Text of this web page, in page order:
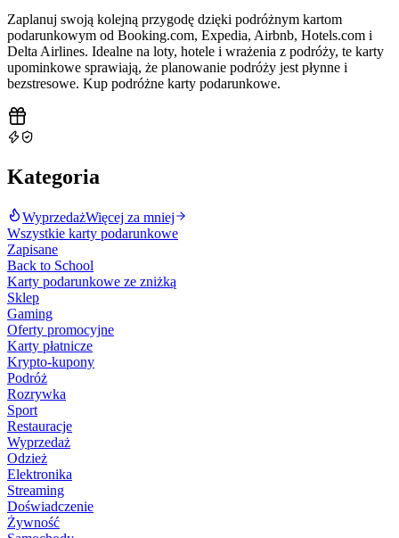
Zaplanuj swoją kolejną przygodę dzięki podróżnym kartom
podarunkowym od Booking.com, Expedia, Airbnb, Hotels.com i
Delta Airlines. Idealne na loty, hotele i wrażenia z podróży, te karty
upominkowe sprawiają, że planowanie podróży jest płynne i
bezstresowe. Kup podróżne karty podarunkowe.
Kategoria
WyprzedażWięcej za mniej
Wszystkie karty podarunkowe
Zapisane
Back to School
Karty podarunkowe ze zniżką
Sklep
Gaming
Oferty promocyjne
Karty płatnicze
Krypto-kupony
Podróż
Rozrywka
Sport
Restauracje
Wyprzedaż
Odzież
Elektronika
Streaming
Doświadczenie
Żywność